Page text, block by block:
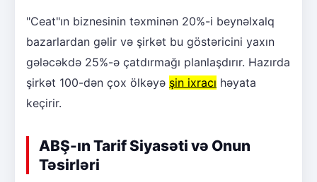
"Ceat"ın biznesinin təxminən 20%-i beynəlxalq
bazarlardan gəlir və şirkət bu göstəricini yaxın
gələcəkdə 25%-ə çatdırmağı planlaşdırır. Hazırda
şirkət 100-dən çox ölkəyə şin ixracı həyata
keçirir.
ABŞ-ın Tarif Siyasəti və Onun
Təsirləri